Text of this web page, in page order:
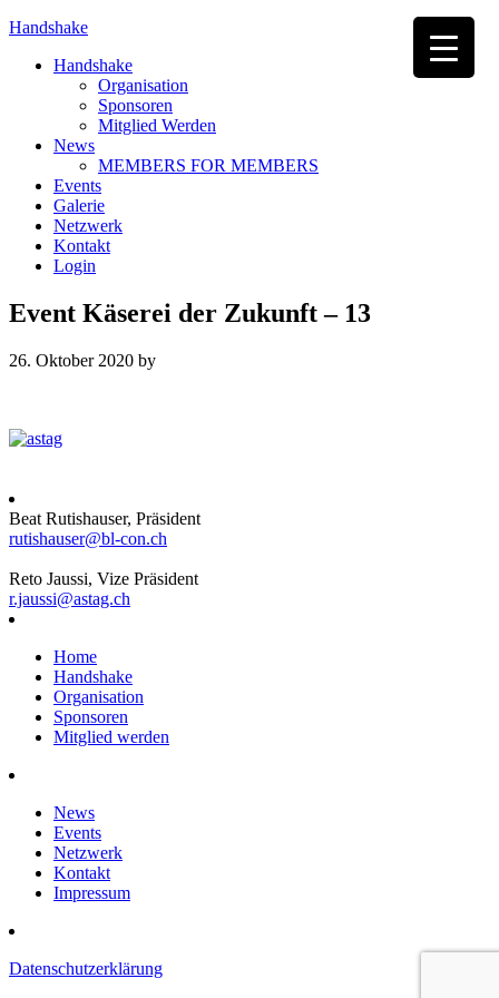
Handshake
Handshake
Organisation
Sponsoren
Mitglied Werden
News
MEMBERS FOR MEMBERS
Events
Galerie
Netzwerk
Kontakt
Login
Event Käserei der Zukunft – 13
26. Oktober 2020 by
Beat Rutishauser, Präsident
rutishauser@bl-con.ch
Reto Jaussi, Vize Präsident
r.jaussi@astag.ch
Home
Handshake
Organisation
Sponsoren
Mitglied werden
News
Events
Netzwerk
Kontakt
Impressum
Datenschutzerklärung